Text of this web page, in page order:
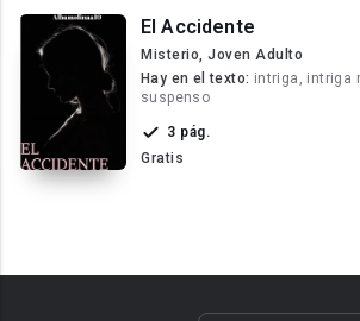
El Accidente
Misterio, Joven Adulto
Hay en el texto: intriga, intriga
suspenso
3 pág.
Gratis